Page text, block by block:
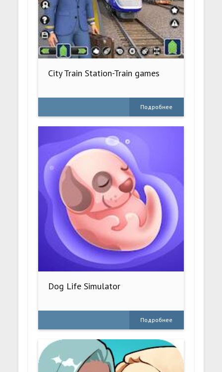
City Train Station-Train games
Подробнее
Dog Life Simulator
Подробнее